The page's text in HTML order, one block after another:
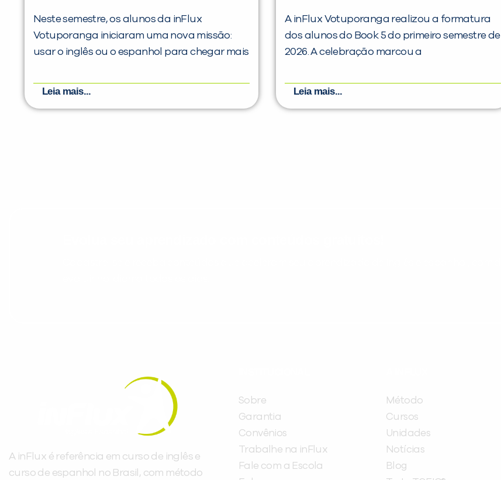
Neste semestre, os alunos da inFlux
Votuporanga iniciaram uma nova missão:
usar o inglês ou o espanhol para chegar mais
Leia mais...
A inFlux Votuporanga realizou a formatura
dos alunos do Book 5 do primeiro semestre de
2026. A celebração marcou a
Leia mais...
A inFlux é referência em curso de inglês e
curso de espanhol no Brasil, com método
Sobre
Garantia
Convênios
Trabalhe na inFlux
Fale com a Escola
Método
Cursos
Unidades
Notícias
Blog